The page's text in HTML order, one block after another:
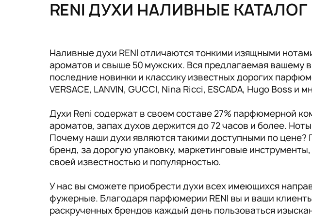
Парикмахерские и салоны красоты
Расходники и хозтовары.
Аксессуары RENI
RENI ДУХИ НАЛИВНЫЕ КАТАЛОГ
Наливные духи RENI отличаются тонкими изящными
ароматов и свыше 50 мужских. Вся предлагаемая
последние новинки и классику известных дорогих
VERSACE, LANVIN, GUCCI, Nina Ricci, ESCADA, Hugo Boss и
Духи Reni содержат в своем составе 27% парфюмерной
ароматов, запах духов держится до 72 часов и более.
Почему наши духи являются такими доступными по
бренд, за дорогую упаковку, маркетинговые
своей известностью и популярностью.
У нас вы сможете приобрести духи всех имеющихся
фужерные. Благодаря парфюмерии RENI вы и ваши
раскрученных брендов каждый день пользоваться